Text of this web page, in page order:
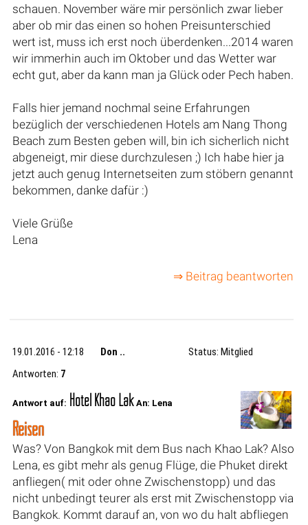
schauen. November wäre mir persönlich zwar lieber
aber ob mir das einen so hohen Preisunterschied
wert ist, muss ich erst noch überdenken...2014 waren
wir immerhin auch im Oktober und das Wetter war
echt gut, aber da kann man ja Glück oder Pech haben.
Falls hier jemand nochmal seine Erfahrungen
bezüglich der verschiedenen Hotels am Nang Thong
Beach zum Besten geben will, bin ich sicherlich nicht
abgeneigt, mir diese durchzulesen ;) Ich habe hier ja
jetzt auch genug Internetseiten zum stöbern genannt
bekommen, danke dafür :)
Viele Grüße
Lena
⇒ Beitrag beantworten
19.01.2016 - 12:18 Don ..
Status: Mitglied
Antworten: 7
Antwort auf: Hotel Khao Lak An: Lena
Reisen
Was? Von Bangkok mit dem Bus nach Khao Lak? Also
Lena, es gibt mehr als genug Flüge, die Phuket direkt
anfliegen( mit oder ohne Zwischenstopp) und das
nicht unbedingt teurer als erst mit Zwischenstopp via
Bangkok. Kommt darauf an, von wo du halt abfliegen